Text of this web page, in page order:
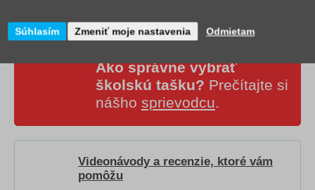
Ako správne vybrať
školskú tašku? Prečítajte si
nášho sprievodcu
Videonávody a recenzie, ktoré vám
pomôžu
Súhlasím Zmeniť moje nastavenia Odmietam